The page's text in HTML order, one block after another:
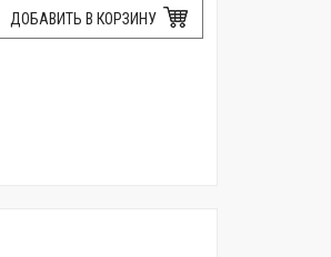
ДОБАВИТЬ В КОРЗИНУ